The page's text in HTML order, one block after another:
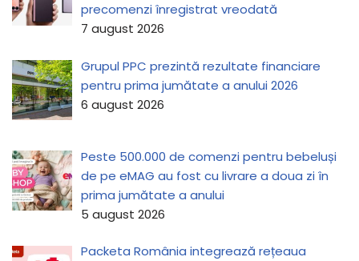
precomenzi înregistrat vreodată
7 august 2026
Grupul PPC prezintă rezultate financiare
pentru prima jumătate a anului 2026
6 august 2026
Peste 500.000 de comenzi pentru bebeluși
de pe eMAG au fost cu livrare a doua zi în
prima jumătate a anului
5 august 2026
Packeta România integrează rețeaua